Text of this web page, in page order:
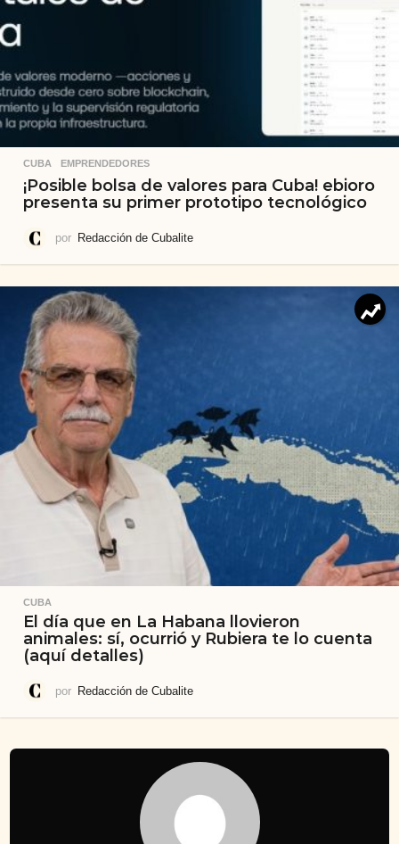
CUBA ,EMPRENDEDORES
¡Posible bolsa de valores para Cuba! ebioro
presenta su primer prototipo tecnológico
por Redacción de Cubalite
CUBA
El día que en La Habana llovieron
animales: sí, ocurrió y Rubiera te lo cuenta
(aquí detalles)
por Redacción de Cubalite